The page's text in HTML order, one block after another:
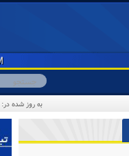
به روز شده در: ۱۶ مرداد ۱۴۰۵ - ۲۳:۵۰